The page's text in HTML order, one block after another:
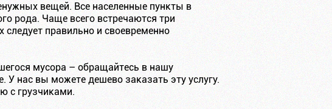
вещей. Все населенные пункты в
рода. Чаще всего встречаются три
правильно и своевременно
мусора – обращайтесь в нашу
нас вы можете дешево заказать эту услугу.
с грузчиками.